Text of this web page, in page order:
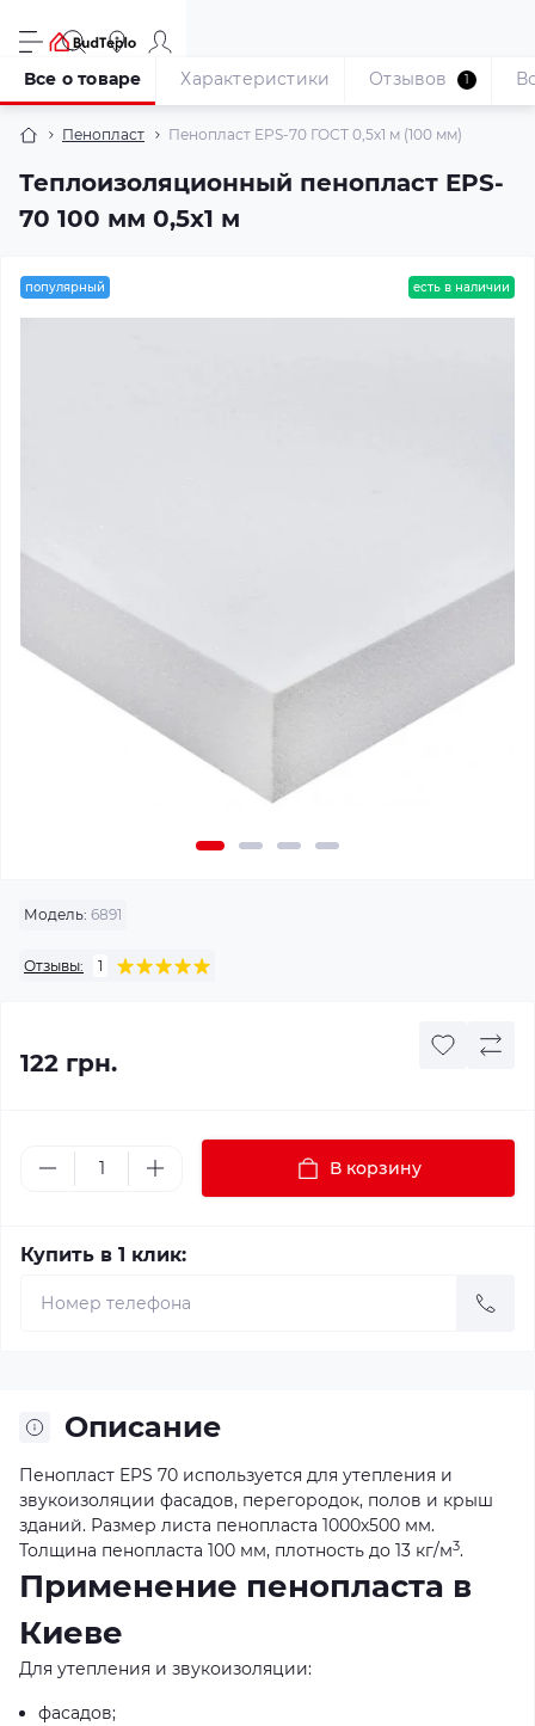
Пенопласт Пенопласт EPS-70 ГОСТ 0,5х1 м (100 мм)
Теплоизоляционный пенопласт EPS-
70 100 мм 0,5х1 м
Все о товаре Характеристики Отзывов 1
популярный есть в наличии
Модель: 6891
Отзывы: 1
122 грн.
В корзину
Купить в 1 клик:
Описание
Пенопласт EPS 70 используется для утепления и
звукоизоляции фасадов, перегородок, полов и крыш
зданий. Размер листа пенопласта 1000х500 мм.
Толщина пенопласта 100 мм, плотность до 13 кг/м3.
Применение пенопласта в
Киеве
Для утепления и звукоизоляции:
фасадов;